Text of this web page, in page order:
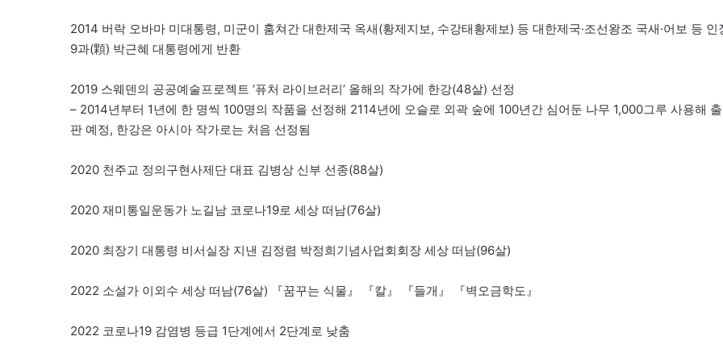
2014 버락 오바마 미대통령, 미군이 훔쳐간 대한제국 옥새(황제지보, 수강태황제보) 등 대한제국·조선왕조 국새·어보 등 인
9과(顆) 박근혜 대통령에게 반환
2019 스웨덴의 공공예술프로젝트 ‘퓨처 라이브러리’ 올해의 작가에 한강(48살) 선정
– 2014년부터 1년에 한 명씩 100명의 작품을 선정해 2114년에 오슬로 외곽 숲에 100년간 심어둔 나무 1,000그루 사용해 출
판 예정, 한강은 아시아 작가로는 처음 선정됨
2020 천주교 정의구현사제단 대표 김병상 신부 선종(88살)
2020 재미통일운동가 노길남 코로나19로 세상 떠남(76살)
2020 최장기 대통령 비서실장 지낸 김정렴 박정희기념사업회회장 세상 떠남(96살)
2022 소설가 이외수 세상 떠남(76살) 『꿈꾸는 식물』 『칼』 『들개』 『벽오금학도』
2022 코로나19 감염병 등급 1단계에서 2단계로 낮춤